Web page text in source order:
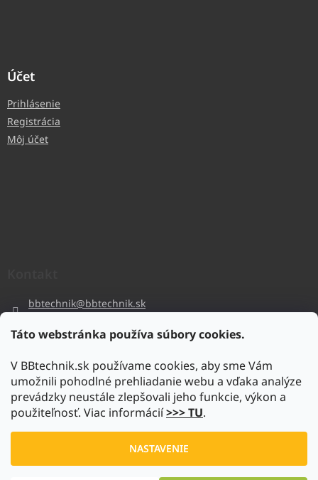
Táto webstránka používa súbory cookies.
V BBtechnik.sk používame cookies, aby sme Vám
umožnili pohodlné prehliadanie webu a vďaka analýze
prevádzky neustále zlepšovali jeho funkcie, výkon a
použiteľnosť. Viac informácií>>> TU.
NASTAVENIE
Účet
Prihlásenie
Registrácia
Môj účet
bbtechnik@bbtechnik.sk
bbtechnik
https://www.youtube.com/@bb-techniks.r.o.7746